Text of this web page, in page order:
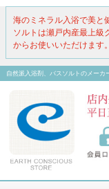
海のミネラル入浴で美と
ソルトは瀬戸内産最上級
からお使いいただけます。
自然派入浴剤、バスソルトのメーカ